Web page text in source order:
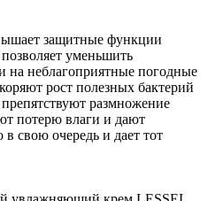
защитные функции
уменьшить
на неблагоприятные погодные
рост полезных бактерий
размножение
потерю влаги и дают
свою очередь и дает тот